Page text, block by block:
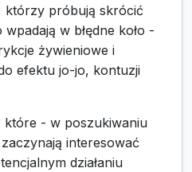
którzy próbują skrócić
w błędne koło -
żywieniowe i
efektu jo-jo, kontuzji
które - w poszukiwaniu
interesować
działaniu